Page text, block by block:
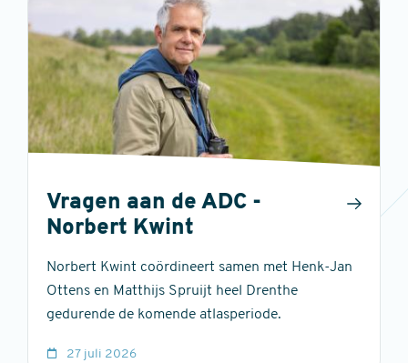
Vragen aan de ADC -
Norbert Kwint
Norbert Kwint coördineert samen met Henk-Jan
Ottens en Matthijs Spruijt heel Drenthe
gedurende de komende atlasperiode.
27 juli 2026